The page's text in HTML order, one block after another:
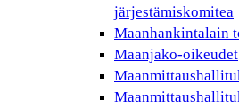
järjestämiskomitea
Maanhankintalain
Maanjako-oikeudet